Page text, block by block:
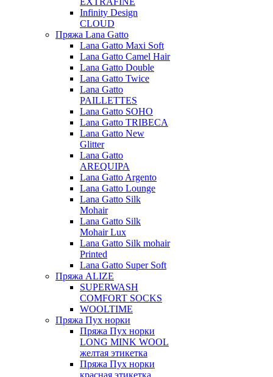
Infinity Design
CLOUD
Пряжа Lana Gatto
Lana Gatto Maxi Soft
Lana Gatto Camel Hair
Lana Gatto Double
Lana Gatto Twice
Lana Gatto
PAILLETTES
Lana Gatto SOHO
Lana Gatto TRIBECA
Lana Gatto New
Glitter
Lana Gatto
AREQUIPA
Lana Gatto Argento
Lana Gatto Lounge
Lana Gatto Silk
Mohair
Lana Gatto Silk
Mohair Lux
Lana Gatto Silk mohair
Printed
Lana Gatto Super Soft
Пряжа ALIZE
SUPERWASH
COMFORT SOCKS
WOOLTIME
Пряжа Пух норки
Пряжа Пух норки
LONG MINK WOOL
желтая этикетка
Пряжа Пух норки
красная этикетка